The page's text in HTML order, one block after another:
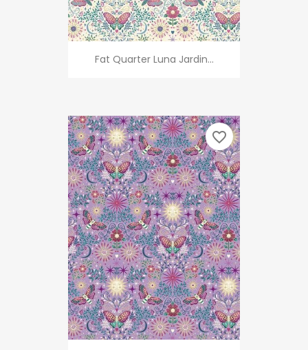
Fat Quarter Luna Jardin...
favorite_border